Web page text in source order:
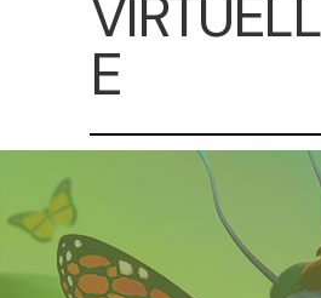
VIRTUELL
E
Film 360